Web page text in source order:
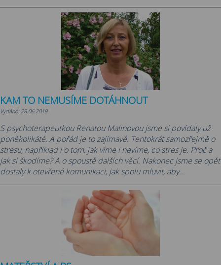
KAM TO NEMUSÍME DOTÁHNOUT
Vydáno: 28.06.2019
S psychoterapeutkou Renatou Malinovou jsme si povídaly už
poněkolikáté. A pořád je to zajímavé. Tentokrát samozřejmě o
stresu, například i o tom, jak víme i nevíme, co stres je. Proč a
jak si škodíme? A o spoustě dalších věcí. Nakonec jsme se opět
dostaly k otevřené komunikaci, jak spolu mluvit, aby...